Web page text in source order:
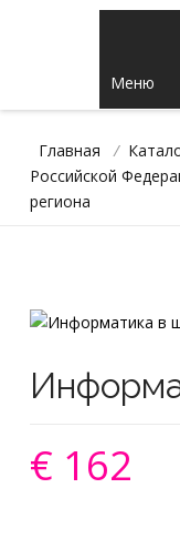
Меню
Главная /
Российской
региона
€ 162